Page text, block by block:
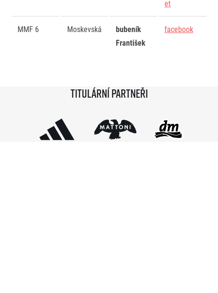
et
MMF 6 Moskevská
bubeník
František
facebook
Titulární partneři